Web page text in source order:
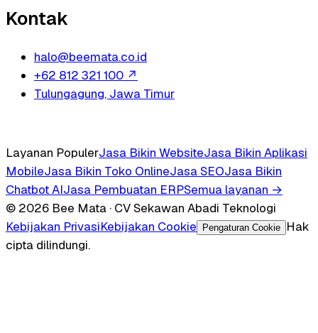
Kontak
halo@beemata.co.id
+62 812 321 100 ↗
Tulungagung, Jawa Timur
Layanan PopulerJasa Bikin WebsiteJasa Bikin Aplikasi
MobileJasa Bikin Toko OnlineJasa SEOJasa Bikin
Chatbot AIJasa Pembuatan ERPSemua layanan →
© 2026 Bee Mata · CV Sekawan Abadi Teknologi
Kebijakan PrivasiKebijakan Cookie Pengaturan Cookie
Hak
cipta dilindungi.